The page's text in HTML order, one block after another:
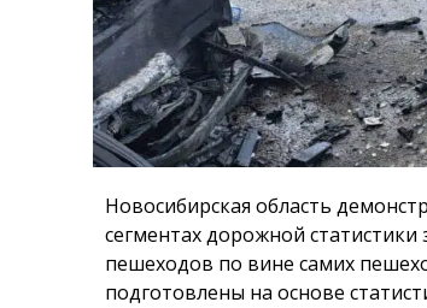
Новосибирская область
сегментах дорожной
пешеходов по вине самих
подготовлены на основе